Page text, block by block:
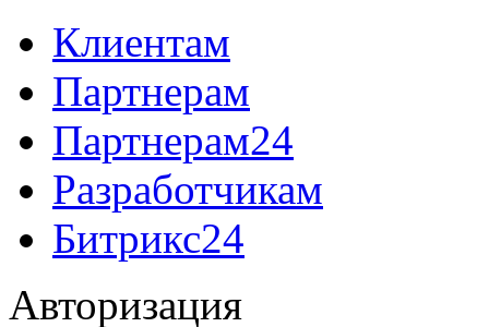
Клиентам
Партнерам
Партнерам24
Разработчикам
Битрикс24
Авторизация